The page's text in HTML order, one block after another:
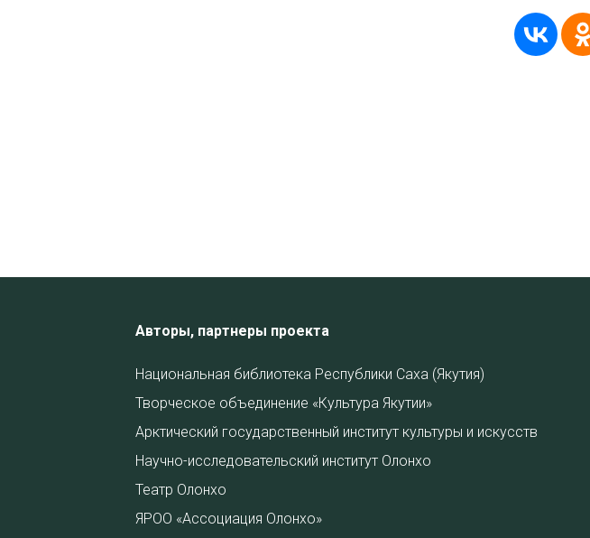
Авторы, партнеры проекта
Национальная библиотека Республики Саха (Якутия)
Творческое объединение «Культура Якутии»
Арктический государственный институт культуры и искусств
Научно-исследовательский институт Олонхо
Театр Олонхо
ЯРОО «Ассоциация Олонхо»